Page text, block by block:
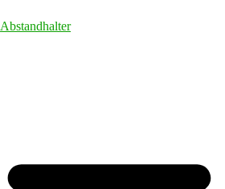
Abstandhalter